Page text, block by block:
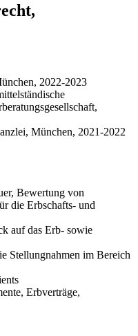
2022-2023
München, 2021-2022
Bewertung von
die Erbschafts- und
auf das Erb- sowie
Stellungnahmen im Bereich
Erbverträge,